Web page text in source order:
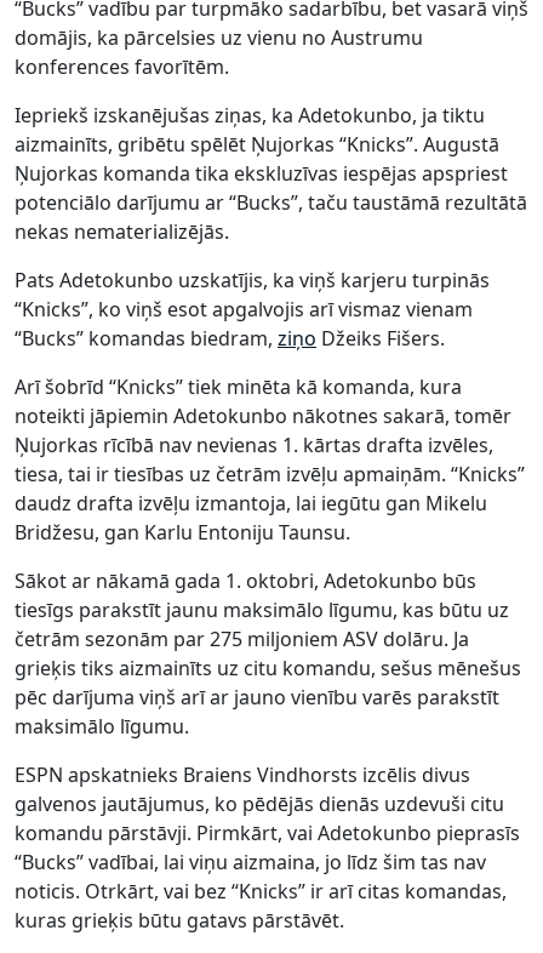
“Bucks” vadību par turpmāko sadarbību, bet vasarā viņš
domājis, ka pārcelsies uz vienu no Austrumu
konferences favorītēm.
Iepriekš izskanējušas ziņas, ka Adetokunbo, ja tiktu
aizmainīts, gribētu spēlēt Ņujorkas “Knicks”. Augustā
Ņujorkas komanda tika ekskluzīvas iespējas apspriest
potenciālo darījumu ar “Bucks”, taču taustāmā rezultātā
nekas nematerializējās.
Pats Adetokunbo uzskatījis, ka viņš karjeru turpinās
“Knicks”, ko viņš esot apgalvojis arī vismaz vienam
“Bucks” komandas biedram, ziņo Džeiks Fišers.
Arī šobrīd “Knicks” tiek minēta kā komanda, kura
noteikti jāpiemin Adetokunbo nākotnes sakarā, tomēr
Ņujorkas rīcībā nav nevienas 1. kārtas drafta izvēles,
tiesa, tai ir tiesības uz četrām izvēļu apmaiņām. “Knicks”
daudz drafta izvēļu izmantoja, lai iegūtu gan Mikelu
Bridžesu, gan Karlu Entoniju Taunsu.
Sākot ar nākamā gada 1. oktobri, Adetokunbo būs
tiesīgs parakstīt jaunu maksimālo līgumu, kas būtu uz
četrām sezonām par 275 miljoniem ASV dolāru. Ja
grieķis tiks aizmainīts uz citu komandu, sešus mēnešus
pēc darījuma viņš arī ar jauno vienību varēs parakstīt
maksimālo līgumu.
ESPN apskatnieks Braiens Vindhorsts izcēlis divus
galvenos jautājumus, ko pēdējās dienās uzdevuši citu
komandu pārstāvji. Pirmkārt, vai Adetokunbo pieprasīs
“Bucks” vadībai, lai viņu aizmaina, jo līdz šim tas nav
noticis. Otrkārt, vai bez “Knicks” ir arī citas komandas,
kuras grieķis būtu gatavs pārstāvēt.